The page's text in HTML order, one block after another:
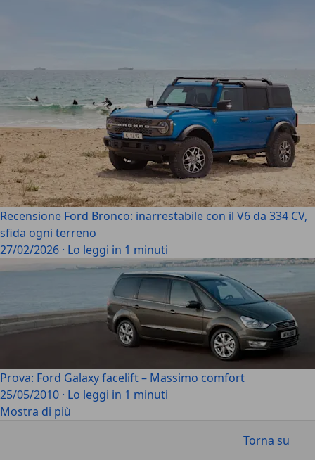
Recensione Ford Bronco: inarrestabile con il V6 da 334 CV,
sfida ogni terreno
27/02/2026 · Lo leggi in 1 minuti
Prova: Ford Galaxy facelift – Massimo comfort
25/05/2010 · Lo leggi in 1 minuti
Mostra di più
Torna su